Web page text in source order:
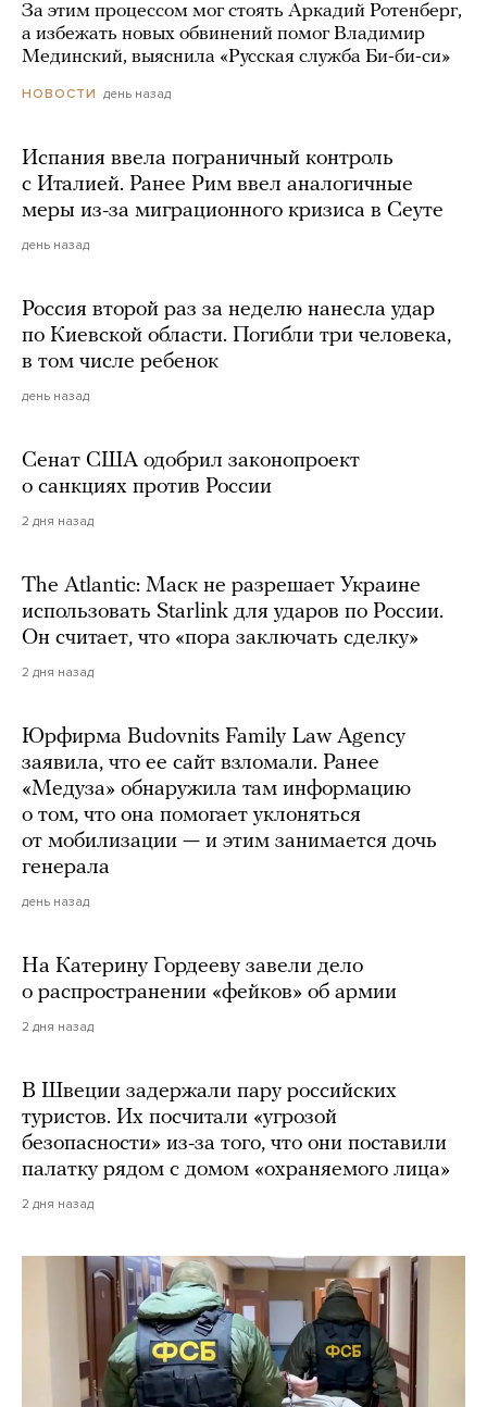
За этим процессом мог стоять Аркадий Ротенберг,
а избежать новых обвинений помог Владимир
Мединский, выяснила «Русская служба Би-би-си»
НОВОСТИ день назад
Испания ввела пограничный контроль
с Италией. Ранее Рим ввел аналогичные
меры из-за миграционного кризиса в Сеуте
день назад
Россия второй раз за неделю нанесла удар
по Киевской области. Погибли три человека,
в том числе ребенок
день назад
Сенат США одобрил законопроект
о санкциях против России
2 дня назад
The Atlantic: Маск не разрешает Украине
использовать Starlink для ударов по России.
Он считает, что «пора заключать сделку»
2 дня назад
Юрфирма Budovnits Family Law Agency
заявила, что ее сайт взломали. Ранее
«Медуза» обнаружила там информацию
о том, что она помогает уклоняться
от мобилизации — и этим занимается дочь
генерала
день назад
На Катерину Гордееву завели дело
о распространении «фейков» об армии
2 дня назад
В Швеции задержали пару российских
туристов. Их посчитали «угрозой
безопасности» из-за того, что они поставили
палатку рядом с домом «охраняемого лица»
2 дня назад